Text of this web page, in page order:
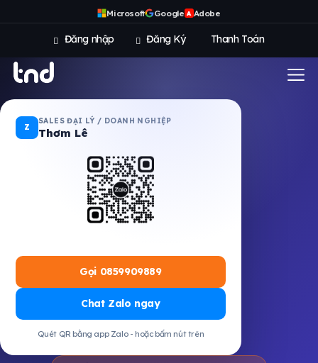
Microsoft Google A Adobe
Đăng nhập Đăng Ký Thanh Toán
Z
SALES ĐẠI LÝ / DOANH NGHIỆP
Thơm Lê
Gọi 0859909889
Chat Zalo ngay
Quét QR bằng app Zalo - hoặc bấm nút trên